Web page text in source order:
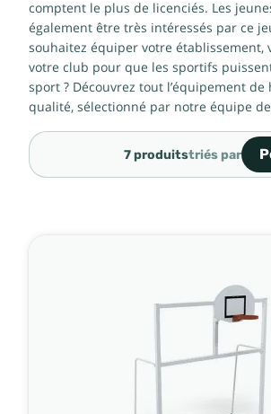
comptent le plus de licenciés. Les
également être très intéressés par ce
souhaitez équiper votre établissement,
votre club pour que les sportifs
sport ? Découvrez tout l’équipement de
qualité, sélectionné par notre équipe
7 produitstriés par